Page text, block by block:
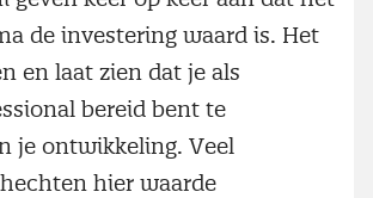
de investering waard is. Het
en laat zien dat je als
bereid bent te
je ontwikkeling. Veel
hier waarde